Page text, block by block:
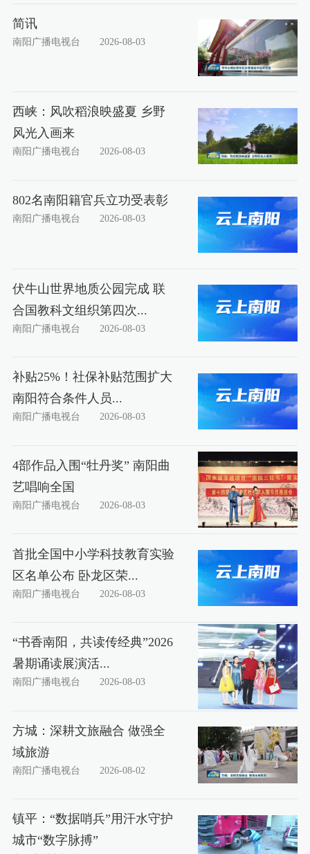
简讯
南阳广播电视台 2026-08-03
西峡：风吹稻浪映盛夏 乡野
风光入画来
南阳广播电视台 2026-08-03
802名南阳籍官兵立功受表彰
南阳广播电视台 2026-08-03
伏牛山世界地质公园完成 联
合国教科文组织第四次...
南阳广播电视台 2026-08-03
补贴25%！社保补贴范围扩大
南阳符合条件人员...
南阳广播电视台 2026-08-03
4部作品入围“牡丹奖” 南阳曲
艺唱响全国
南阳广播电视台 2026-08-03
首批全国中小学科技教育实验
区名单公布 卧龙区荣...
南阳广播电视台 2026-08-03
“书香南阳，共读传经典”2026
暑期诵读展演活...
南阳广播电视台 2026-08-03
方城：深耕文旅融合 做强全
域旅游
南阳广播电视台 2026-08-02
镇平：“数据哨兵”用汗水守护
城市“数字脉搏”